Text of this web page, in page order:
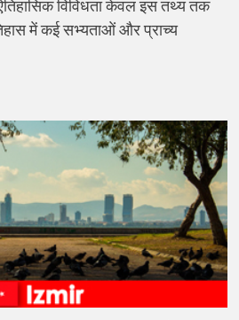
विविधता केवल इस तथ्य तक
में कई सभ्यताओं और प्राच्य